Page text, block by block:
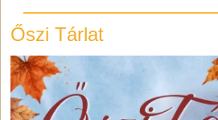
Őszi Tárlat